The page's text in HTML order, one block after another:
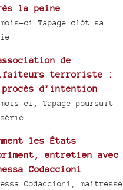
la peine
mois-ci Tapage clôt sa
de
terroriste :
procès d’intention
mois-ci, Tapage poursuit
les États
entretien avec
Codaccioni
Codaccioni, maîtresse